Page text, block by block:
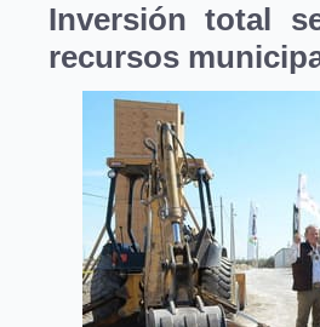
Inversión total
recursos